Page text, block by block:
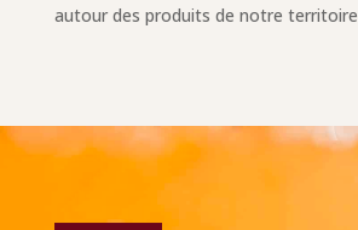
autour des produits de notre territoire